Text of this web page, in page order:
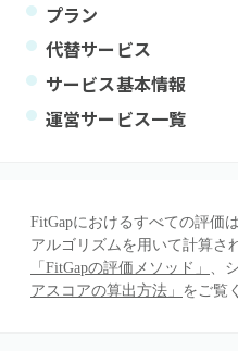
プラン
代替サービス
サービス基本情報
運営サービス一覧
FitGapにおけるすべての評価
アルゴリズムを用いて計算さ
「FitGapの評価メソッド」 、
アスコアの算出方法」 をご覧